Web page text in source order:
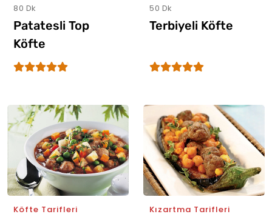
80 Dk
Patatesli Top
Köfte
50 Dk
Terbiyeli Köfte
Köfte Tarifleri
Kızartma Tarifleri